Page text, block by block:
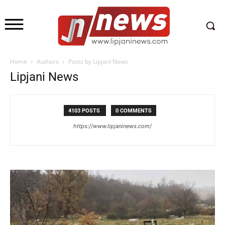
Home Authors Posts by Lipjani News
Lipjani News
4103 POSTS 0 COMMENTS
https://www.lipjaninews.com/